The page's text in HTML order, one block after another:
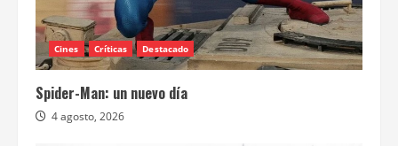
Cines Críticas Destacado
Spider-Man: un nuevo día
4 agosto, 2026